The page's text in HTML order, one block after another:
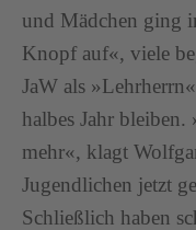
und Mädchen ging
Knopf auf«, viele
JaW als
halbes Jahr
mehr«, klagt
Jugendlichen jetzt
Schließlich haben